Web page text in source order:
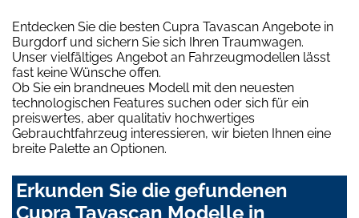
Entdecken Sie die besten Cupra Tavascan Angebote in
Burgdorf und sichern Sie sich Ihren Traumwagen.
Unser vielfältiges Angebot an Fahrzeugmodellen lässt
fast keine Wünsche offen.
Ob Sie ein brandneues Modell mit den neuesten
technologischen Features suchen oder sich für ein
preiswertes, aber qualitativ hochwertiges
Gebrauchtfahrzeug interessieren, wir bieten Ihnen eine
breite Palette an Optionen.
Erkunden Sie die gefundenen
Cupra Tavascan Modelle in